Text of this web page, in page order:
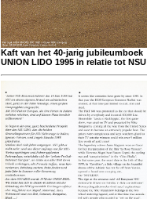
Kaft van het 40-jarig jubileumboek
UNION LIDO 1995 in relatie tot NSU